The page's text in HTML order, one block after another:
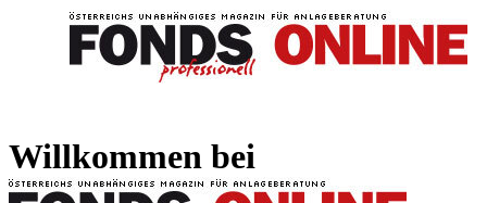
Willkommen bei